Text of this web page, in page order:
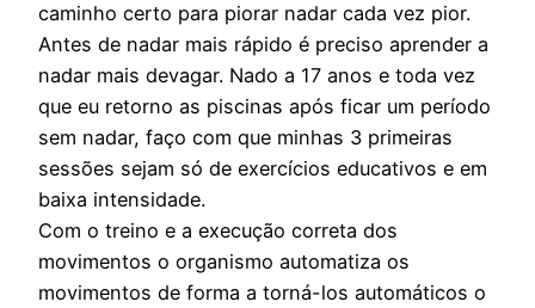
caminho certo para piorar nadar cada vez pior.
Antes de nadar mais rápido é preciso aprender a
nadar mais devagar. Nado a 17 anos e toda vez
que eu retorno as piscinas após ficar um período
sem nadar, faço com que minhas 3 primeiras
sessões sejam só de exercícios educativos e em
baixa intensidade.
Com o treino e a execução correta dos
movimentos o organismo automatiza os
movimentos de forma a torná-los automáticos o